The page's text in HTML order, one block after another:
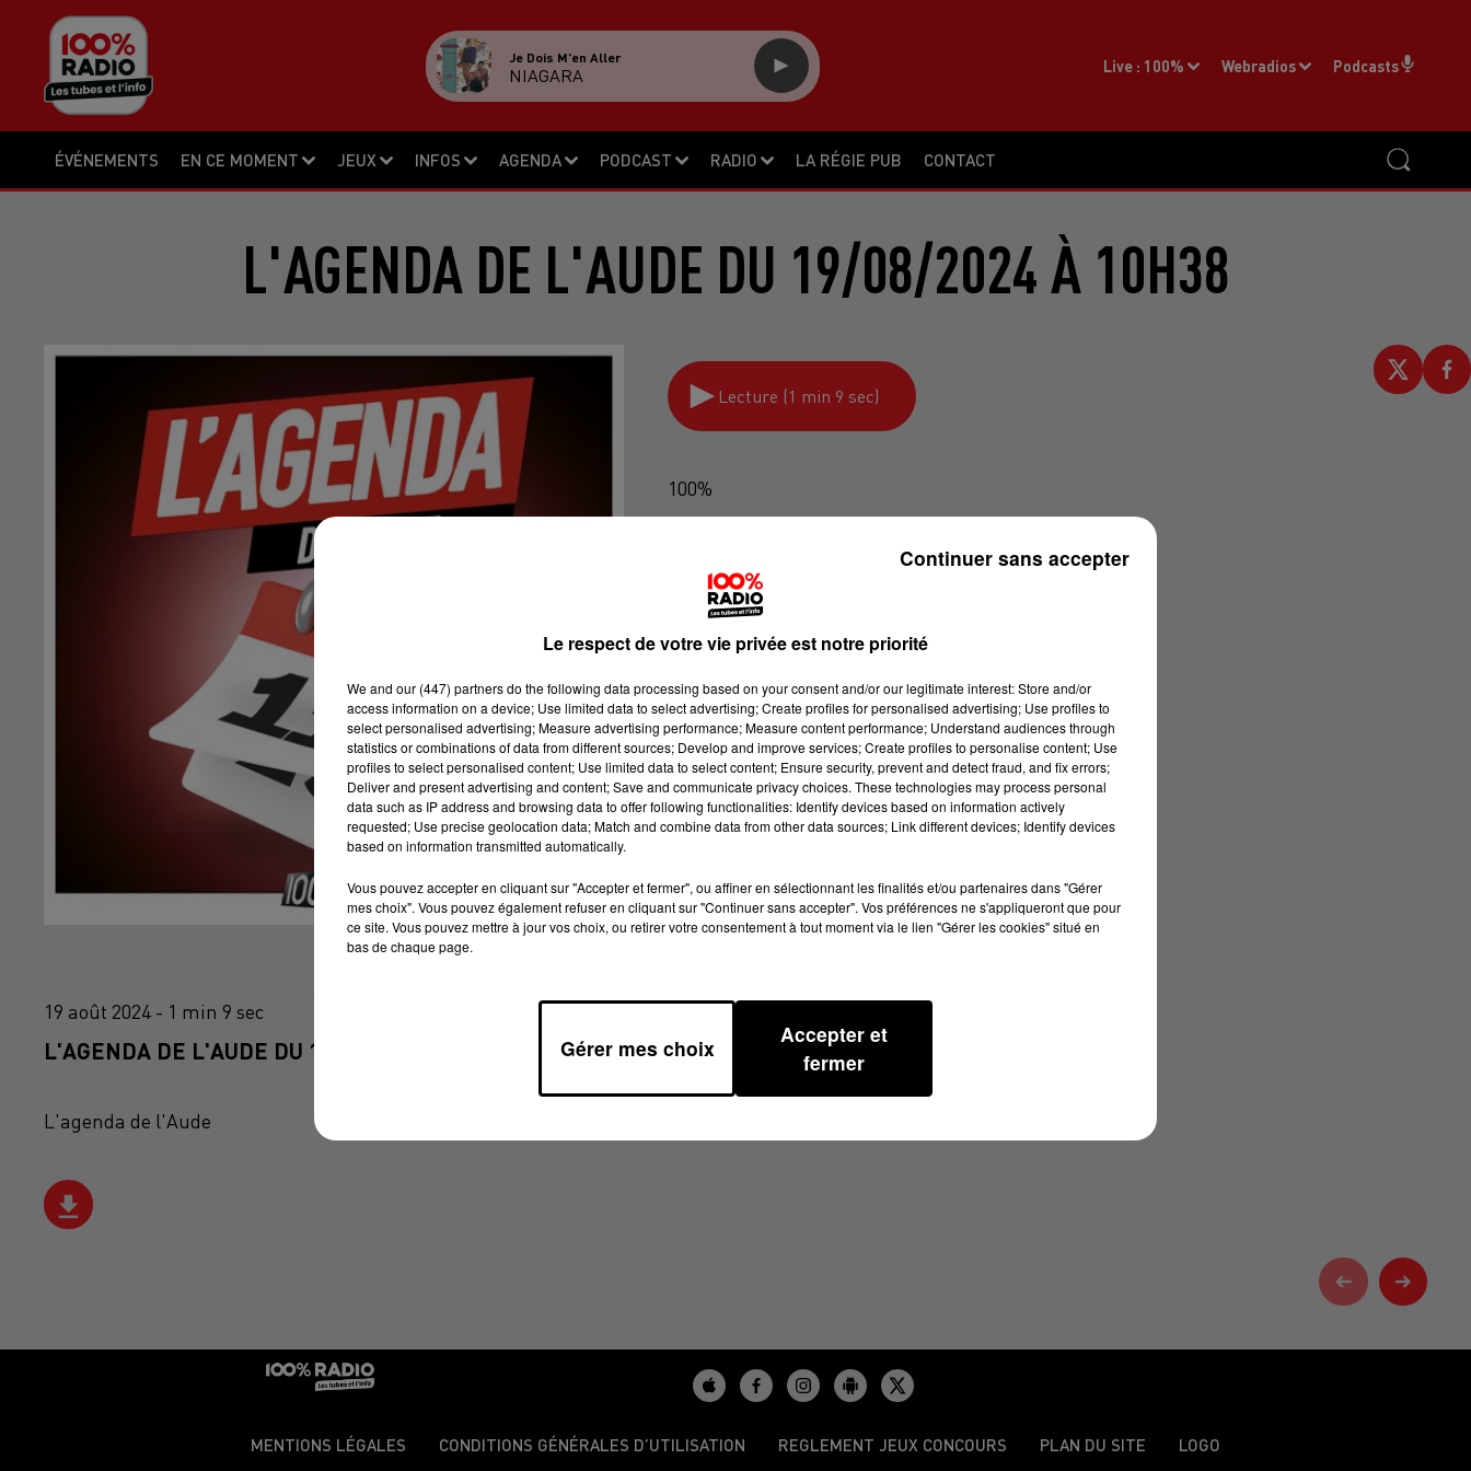
ÉVÉNEMENTS EN CE MOMENT JEUX INFOS AGENDA PODCAST RADIO LA RÉGIE PUB CONTACT
Live : 100% Webradios Podcasts
Je Dois M'en Aller
NIAGARA
L'AGENDA DE L'AUDE DU 19/08/2024 À 10H38
Lecture (1 min 9 sec)
100%
19 août 2024 - 1 min 9 sec
L'AGENDA DE L'AUDE DU 19/08/2024 À 10H38
L'agenda de l'Aude
MENTIONS LÉGALES CONDITIONS GÉNÉRALES D’UTILISATION REGLEMENT JEUX CONCOURS PLAN DU SITE LOGO
Le respect de votre vie privée est notre priorité
We and our (447) partnersdo the following data processing based on your consent and/or our legitimate interest: Store and/or
access information on a device; Use limited data to select advertising; Create profiles for personalised advertising; Use profiles to
select personalised advertising; Measure advertising performance; Measure content performance; Understand audiences through
statistics or combinations of data from different sources; Develop and improve services; Create profiles to personalise content; Use
profiles to select personalised content; Use limited data to select content; Ensure security, prevent and detect fraud, and fix errors;
Deliver and present advertising and content; Save and communicate privacy choices. These technologies may process personal
data such as IP address and browsing data to offer following functionalities: Identify devices based on information actively
requested; Use precise geolocation data; Match and combine data from other data sources; Link different devices; Identify devices
based on information transmitted automatically.
Vous pouvez accepter en cliquant sur "Accepter et fermer", ou affiner en sélectionnant les finalités et/ou partenaires dans "Gérer
mes choix". Vous pouvez également refuser en cliquant sur "Continuer sans accepter". Vos préférences ne s'appliqueront que pour
ce site. Vous pouvez mettre à jour vos choix, ou retirer votre consentement à tout moment via le lien "Gérer les cookies" situé en
bas de chaque page.
Gérer mes choix
Accepter et
fermer
Continuer sans accepter